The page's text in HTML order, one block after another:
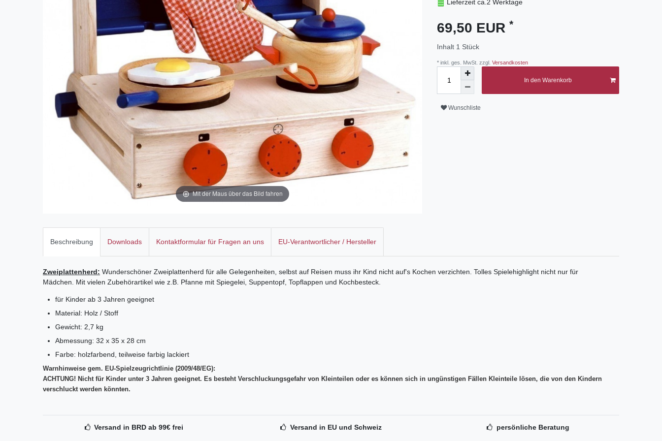
Mit der Maus über das Bild fahren
Lieferzeit ca.2 Werktage
69,50 EUR *
Inhalt 1 Stück
* inkl. ges. MwSt. zzgl. Versandkosten
In den Warenkorb
Wunschliste
Beschreibung Downloads Kontaktformular für Fragen an uns EU-Verantwortlicher / Hersteller
Zweiplattenherd: Wunderschöner Zweiplattenherd für alle Gelegenheiten, selbst auf Reisen muss ihr Kind nicht auf's Kochen verzichten. Tolles Spielehighlight nicht nur für
Mädchen. Mit vielen Zubehörartikel wie z.B. Pfanne mit Spiegelei, Suppentopf, Topflappen und Kochbesteck.
für Kinder ab 3 Jahren geeignet
Material: Holz / Stoff
Gewicht: 2,7 kg
Abmessung: 32 x 35 x 28 cm
Farbe: holzfarbend, teilweise farbig lackiert
Warnhinweise gem. EU-Spielzeugrichtlinie (2009/48/EG):
ACHTUNG! Nicht für Kinder unter 3 Jahren geeignet. Es besteht Verschluckungsgefahr von Kleinteilen oder es können sich in ungünstigen Fällen Kleinteile lösen, die von den Kindern
verschluckt werden könnten.
Versand in BRD ab 99€ frei Versand in EU und Schweiz persönliche Beratung